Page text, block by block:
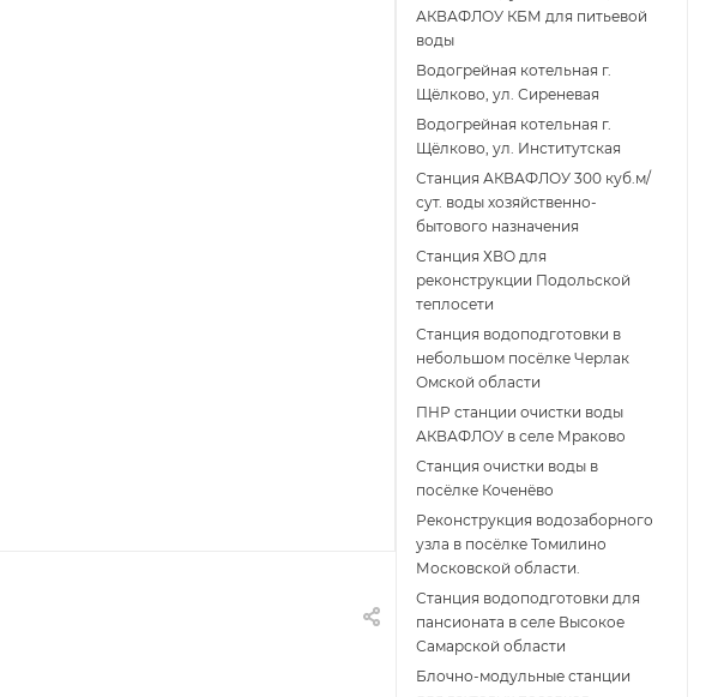
АКВАФЛОУ КБМ для питьевой
воды
Водогрейная котельная г.
Щёлково, ул. Сиреневая
Водогрейная котельная г.
Щёлково, ул. Институтская
Станция АКВАФЛОУ 300 куб.м/
сут. воды хозяйственно-
бытового назначения
Станция ХВО для
реконструкции Подольской
теплосети
Станция водоподготовки в
небольшом посёлке Черлак
Омской области
ПНР станции очистки воды
АКВАФЛОУ в селе Мраково
Станция очистки воды в
посёлке Коченёво
Реконструкция водозаборного
узла в посёлке Томилино
Московской области.
Станция водоподготовки для
пансионата в селе Высокое
Самарской области
Блочно-модульные станции